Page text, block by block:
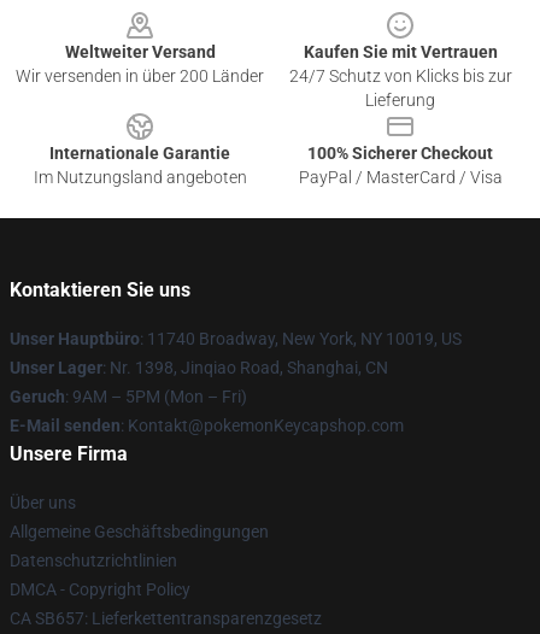
Weltweiter Versand
Wir versenden in über 200 Länder
Kaufen Sie mit Vertrauen
24/7 Schutz von Klicks bis zur
Lieferung
Internationale Garantie
Im Nutzungsland angeboten
100% Sicherer Checkout
PayPal / MasterCard / Visa
Kontaktieren Sie uns
Unser Hauptbüro: 11740 Broadway, New York, NY 10019, US
Unser Lager: Nr. 1398, Jinqiao Road, Shanghai, CN
Geruch: 9AM – 5PM (Mon – Fri)
E-Mail senden: Kontakt@pokemonKeycapshop.com
Unsere Firma
Über uns
Allgemeine Geschäftsbedingungen
Datenschutzrichtlinien
DMCA - Copyright Policy
CA SB657: Lieferkettentransparenzgesetz